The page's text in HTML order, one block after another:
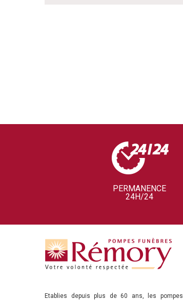
PERMANENCE
24H/24
Etablies depuis plus de 60 ans, les pompes